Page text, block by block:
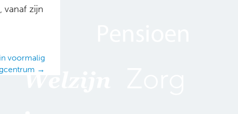
vanaf zijn
voormalig
→